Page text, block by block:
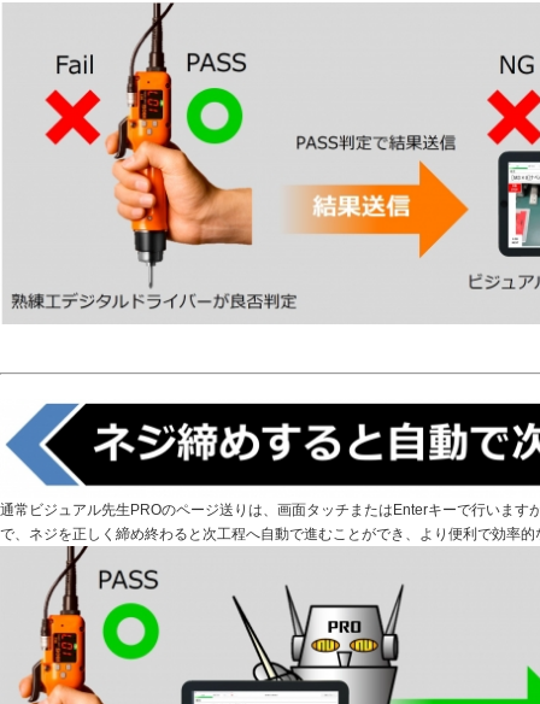
通常ビジュアル先生PROのページ送りは、画面タッチまたはEnterキーで行います
で、ネジを正しく締め終わると次工程へ自動で進むことができ、より便利で効率